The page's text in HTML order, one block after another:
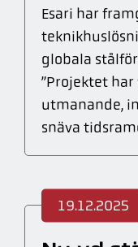
Esari har
globala
”Projektet
utmanande,
snäva
19.12.2025